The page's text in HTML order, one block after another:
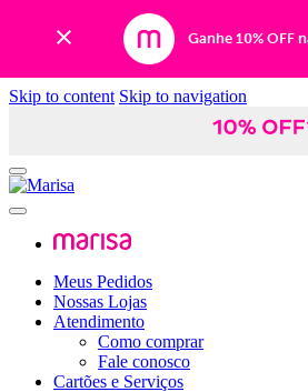
Ganhe 10% OFF
Skip to content Skip to navigation
Meus Pedidos
Nossas Lojas
Atendimento
Como comprar
Fale conosco
Cartões e Serviços